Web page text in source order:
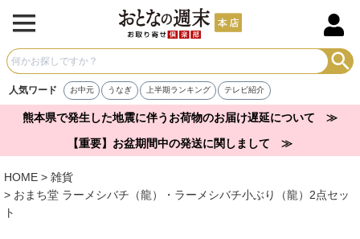
人気ワード お中元 うなぎ 上半期ランキング テレビ紹介
熊本県で発生した地震に伴うお荷物のお届け遅延について ≫
【重要】お盆期間中の発送に関しまして ≫
HOME
雑貨
おまち堂 ラーメシバチ（龍）・ラーメシバチ小ぶり（龍）2点セッ
ト